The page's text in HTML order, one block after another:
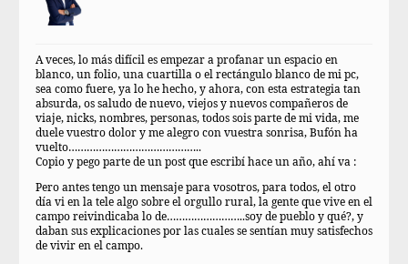
A veces, lo más difícil es empezar a profanar un espacio en
blanco, un folio, una cuartilla o el rectángulo blanco de mi pc,
sea como fuere, ya lo he hecho, y ahora, con esta estrategia tan
absurda, os saludo de nuevo, viejos y nuevos compañeros de
viaje, nicks, nombres, personas, todos sois parte de mi vida, me
duele vuestro dolor y me alegro con vuestra sonrisa, Bufón ha
vuelto……………………………………..
Copio y pego parte de un post que escribí hace un año, ahí va :
Pero antes tengo un mensaje para vosotros, para todos, el otro
día vi en la tele algo sobre el orgullo rural, la gente que vive en el
campo reivindicaba lo de……………………..soy de pueblo y qué?, y
daban sus explicaciones por las cuales se sentían muy satisfechos
de vivir en el campo.